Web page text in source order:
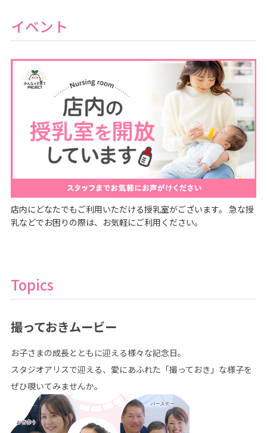
イベント
店内にどなたでもご利用いただける授乳室がございます。 急な授
乳などでお困りの際は、お気軽にご利用ください。
Topics
撮っておきムービー
お子さまの成長とともに迎える様々な記念日。
スタジオアリスで迎える、愛にあふれた「撮っておき」な様子を
ぜひ覗いてみませんか。